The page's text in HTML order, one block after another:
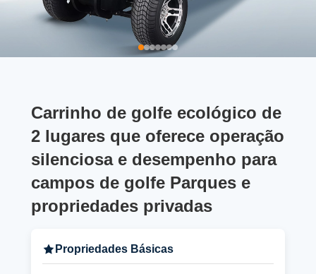
Carrinho de golfe ecológico de
2 lugares que oferece operação
silenciosa e desempenho para
campos de golfe Parques e
propriedades privadas
Propriedades Básicas